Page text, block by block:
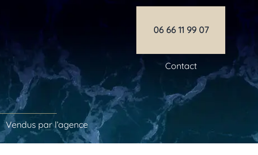
Vendus par l’agence
06 66 11 99 07
Contact